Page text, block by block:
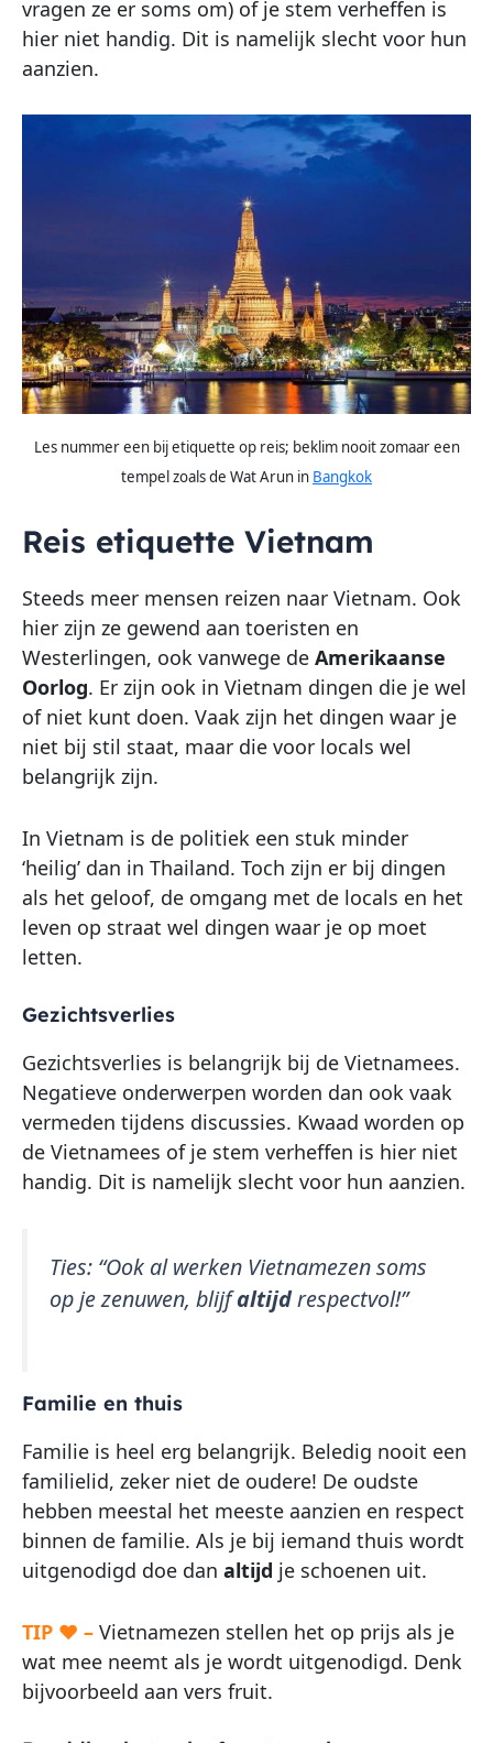
vragen ze er soms om) of je stem verheffen is
hier niet handig. Dit is namelijk slecht voor hun
aanzien.
Les nummer een bij etiquette op reis; beklim nooit zomaar een
tempel zoals de Wat Arun in Bangkok
Reis etiquette Vietnam
Steeds meer mensen reizen naar Vietnam. Ook
hier zijn ze gewend aan toeristen en
Westerlingen, ook vanwege de Amerikaanse
Oorlog. Er zijn ook in Vietnam dingen die je wel
of niet kunt doen. Vaak zijn het dingen waar je
niet bij stil staat, maar die voor locals wel
belangrijk zijn.
In Vietnam is de politiek een stuk minder
‘heilig’ dan in Thailand. Toch zijn er bij dingen
als het geloof, de omgang met de locals en het
leven op straat wel dingen waar je op moet
letten.
Gezichtsverlies
Gezichtsverlies is belangrijk bij de Vietnamees.
Negatieve onderwerpen worden dan ook vaak
vermeden tijdens discussies. Kwaad worden op
de Vietnamees of je stem verheffen is hier niet
handig. Dit is namelijk slecht voor hun aanzien.
Ties: “Ook al werken Vietnamezen soms
op je zenuwen, blijfaltijdrespectvol!”
Familie en thuis
Familie is heel erg belangrijk. Beledig nooit een
familielid, zeker niet de oudere! De oudste
hebben meestal het meeste aanzien en respect
binnen de familie. Als je bij iemand thuis wordt
uitgenodigd doe dan altijd je schoenen uit.
TIP ♥ – Vietnamezen stellen het op prijs als je
wat mee neemt als je wordt uitgenodigd. Denk
bijvoorbeeld aan vers fruit.